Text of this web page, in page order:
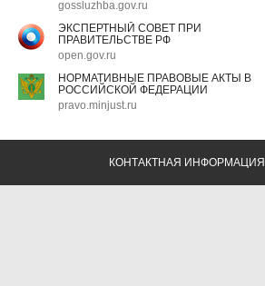
gossluzhba.gov.ru
ЭКСПЕРТНЫЙ СОВЕТ ПРИ
ПРАВИТЕЛЬСТВЕ РФ
open.gov.ru
НОРМАТИВНЫЕ ПРАВОВЫЕ АКТЫ В
РОССИЙСКОЙ ФЕДЕРАЦИИ
pravo.minjust.ru
КОНТАКТНАЯ ИНФОРМАЦИЯ